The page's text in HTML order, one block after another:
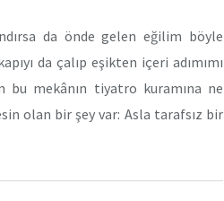
da önde gelen eğilim böyle
da çalıp eşikten içeri adımımı
bu mekânın tiyatro kuramına ne
olan bir şey var: Asla tarafsız bir